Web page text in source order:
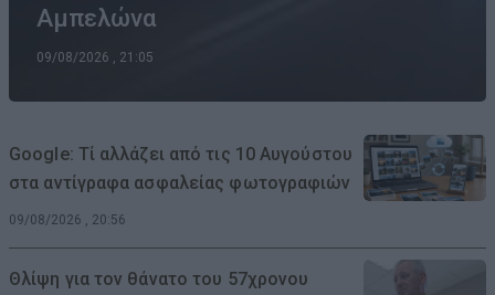
Αμπελώνα
09/08/2026 , 21:05
Google: Τί αλλάζει από τις 10 Αυγούστου
στα αντίγραφα ασφαλείας φωτογραφιών
09/08/2026 , 20:56
Θλίψη για τον θάνατο του 57χρονου